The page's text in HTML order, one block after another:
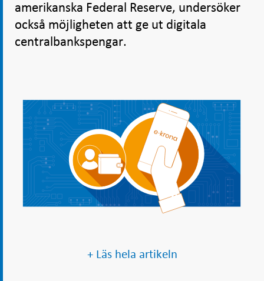
amerikanska Federal Reserve, undersöker
också möjligheten att ge ut digitala
centralbankspengar.
+ Läs hela artikeln